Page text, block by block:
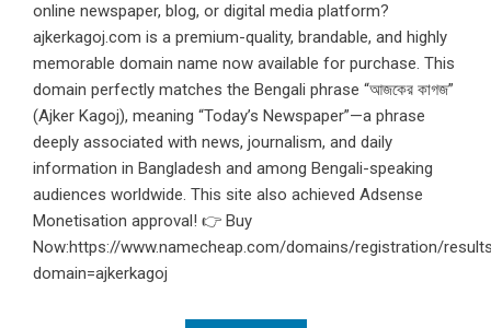
online newspaper, blog, or digital media platform?
ajkerkagoj.com is a premium-quality, brandable, and highly
memorable domain name now available for purchase. This
domain perfectly matches the Bengali phrase “আজকের কাগজ”
(Ajker Kagoj), meaning “Today’s Newspaper”—a phrase
deeply associated with news, journalism, and daily
information in Bangladesh and among Bengali-speaking
audiences worldwide. This site also achieved Adsense
Monetisation approval! 👉 Buy
Now:https://www.namecheap.com/domains/registration/
domain=ajkerkagoj